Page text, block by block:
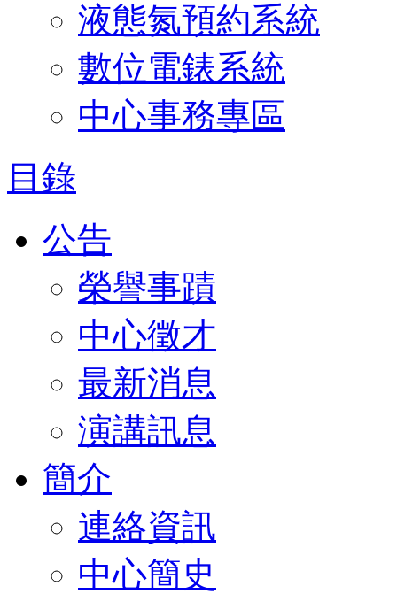
液態氮預約系統
數位電錶系統
中心事務專區
目錄
公告
榮譽事蹟
中心徵才
最新消息
演講訊息
簡介
連絡資訊
中心簡史